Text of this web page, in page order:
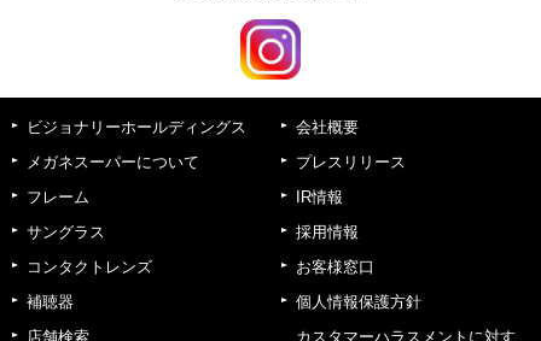
ビジョナリーホールディングス
メガネスーパーについて
フレーム
サングラス
コンタクトレンズ
補聴器
店舗検索
会社概要
プレスリリース
IR情報
採用情報
お客様窓口
個人情報保護方針
カスタマーハラスメントに対す